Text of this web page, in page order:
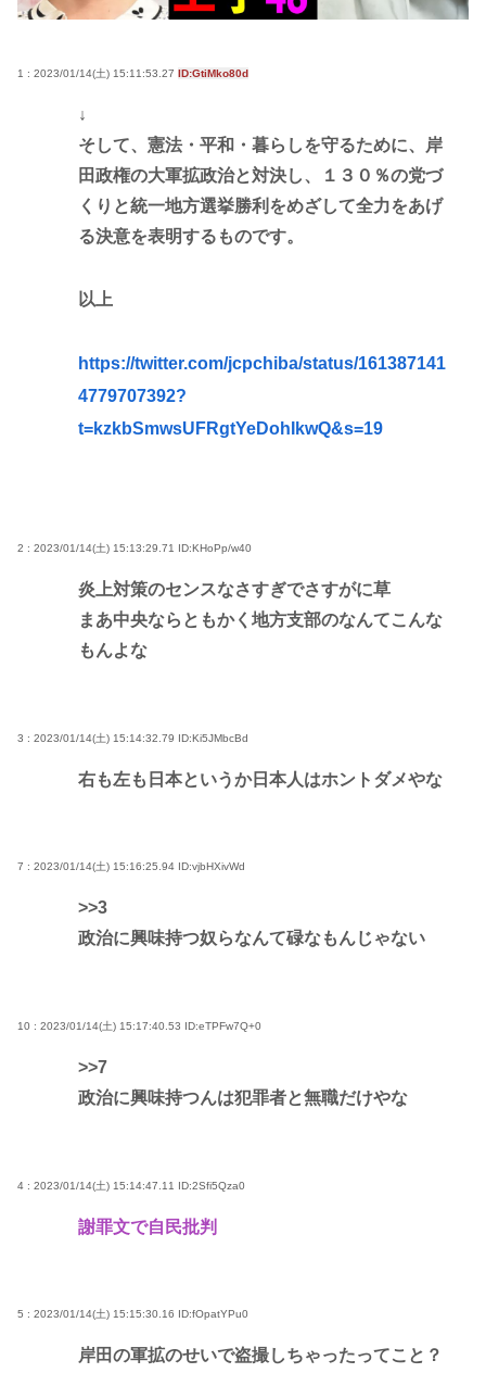
1 : 2023/01/14(土) 15:11:53.27 ID:GtiMko80d
↓
そして、憲法・平和・暮らしを守るために、岸
田政権の大軍拡政治と対決し、１３０％の党づ
くりと統一地方選挙勝利をめざして全力をあげ
る決意を表明するものです。
以上
https://twitter.com/jcpchiba/status/161387141
4779707392?
t=kzkbSmwsUFRgtYeDohIkwQ&s=19
2 : 2023/01/14(土) 15:13:29.71 ID:KHoPp/w40
炎上対策のセンスなさすぎでさすがに草
まあ中央ならともかく地方支部のなんてこんな
もんよな
3 : 2023/01/14(土) 15:14:32.79 ID:Ki5JMbcBd
右も左も日本というか日本人はホントダメやな
7 : 2023/01/14(土) 15:16:25.94 ID:vjbHXivWd
>>3
政治に興味持つ奴らなんて碌なもんじゃない
10 : 2023/01/14(土) 15:17:40.53 ID:eTPFw7Q+0
>>7
政治に興味持つんは犯罪者と無職だけやな
4 : 2023/01/14(土) 15:14:47.11 ID:2Sfi5Qza0
謝罪文で自民批判
5 : 2023/01/14(土) 15:15:30.16 ID:fOpatYPu0
岸田の軍拡のせいで盗撮しちゃったってこと？